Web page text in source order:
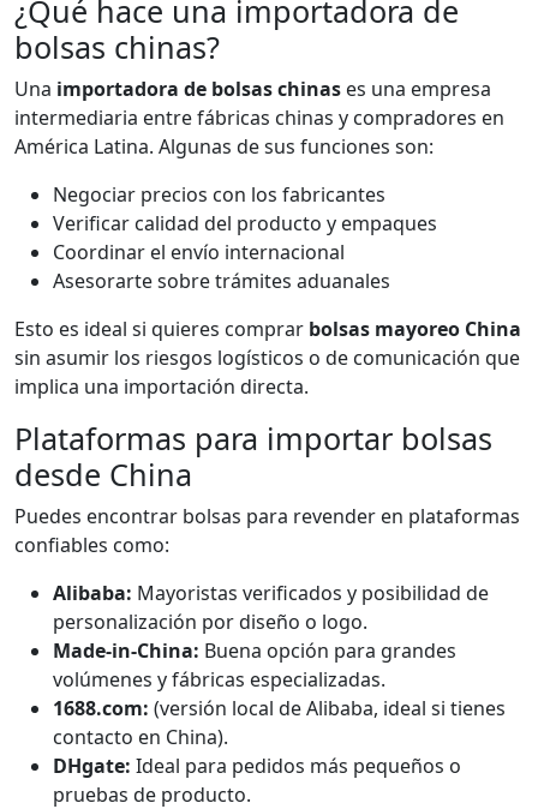
¿Qué hace una importadora de
bolsas chinas?
Una importadora de bolsas chinas es una empresa
intermediaria entre fábricas chinas y compradores en
América Latina. Algunas de sus funciones son:
Negociar precios con los fabricantes
Verificar calidad del producto y empaques
Coordinar el envío internacional
Asesorarte sobre trámites aduanales
Esto es ideal si quieres comprar bolsas mayoreo China
sin asumir los riesgos logísticos o de comunicación que
implica una importación directa.
Plataformas para importar bolsas
desde China
Puedes encontrar bolsas para revender en plataformas
confiables como:
Alibaba: Mayoristas verificados y posibilidad de
personalización por diseño o logo.
Made-in-China: Buena opción para grandes
volúmenes y fábricas especializadas.
1688.com: (versión local de Alibaba, ideal si tienes
contacto en China).
DHgate: Ideal para pedidos más pequeños o
pruebas de producto.